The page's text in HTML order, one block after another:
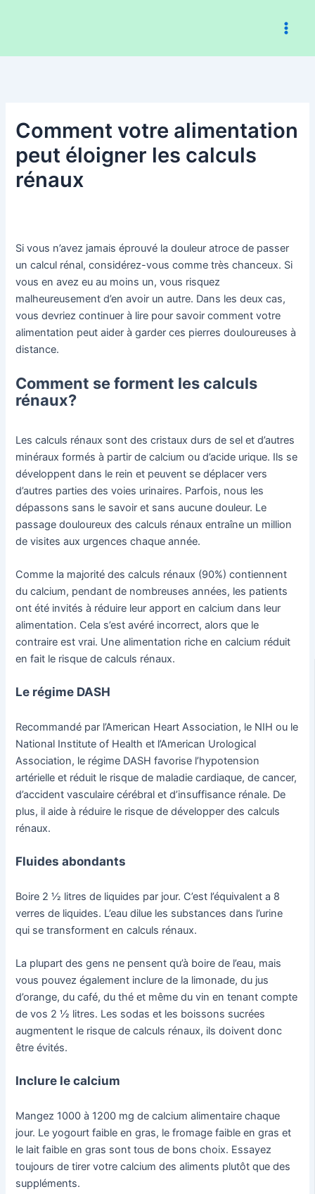
Comment votre alimentation
peut éloigner les calculs
rénaux
Si vous n’avez jamais éprouvé la douleur atroce de passer
un calcul rénal, considérez-vous comme très chanceux. Si
vous en avez eu au moins un, vous risquez
malheureusement d’en avoir un autre. Dans les deux cas,
vous devriez continuer à lire pour savoir comment votre
alimentation peut aider à garder ces pierres douloureuses à
distance.
Comment se forment les calculs
rénaux?
Les calculs rénaux sont des cristaux durs de sel et d’autres
minéraux formés à partir de calcium ou d’acide urique. Ils se
développent dans le rein et peuvent se déplacer vers
d’autres parties des voies urinaires. Parfois, nous les
dépassons sans le savoir et sans aucune douleur. Le
passage douloureux des calculs rénaux entraîne un million
de visites aux urgences chaque année.
Comme la majorité des calculs rénaux (90%) contiennent
du calcium, pendant de nombreuses années, les patients
ont été invités à réduire leur apport en calcium dans leur
alimentation. Cela s’est avéré incorrect, alors que le
contraire est vrai. Une alimentation riche en calcium réduit
en fait le risque de calculs rénaux.
Le régime DASH
Recommandé par l’American Heart Association, le NIH ou le
National Institute of Health et l’American Urological
Association, le régime DASH favorise l’hypotension
artérielle et réduit le risque de maladie cardiaque, de cancer,
d’accident vasculaire cérébral et d’insuffisance rénale. De
plus, il aide à réduire le risque de développer des calculs
rénaux.
Fluides abondants
Boire 2 ½ litres de liquides par jour. C’est l’équivalent a 8
verres de liquides. L’eau dilue les substances dans l’urine
qui se transforment en calculs rénaux.
La plupart des gens ne pensent qu’à boire de l’eau, mais
vous pouvez également inclure de la limonade, du jus
d’orange, du café, du thé et même du vin en tenant compte
de vos 2 ½ litres. Les sodas et les boissons sucrées
augmentent le risque de calculs rénaux, ils doivent donc
être évités.
Inclure le calcium
Mangez 1000 à 1200 mg de calcium alimentaire chaque
jour. Le yogourt faible en gras, le fromage faible en gras et
le lait faible en gras sont tous de bons choix. Essayez
toujours de tirer votre calcium des aliments plutôt que des
suppléments.